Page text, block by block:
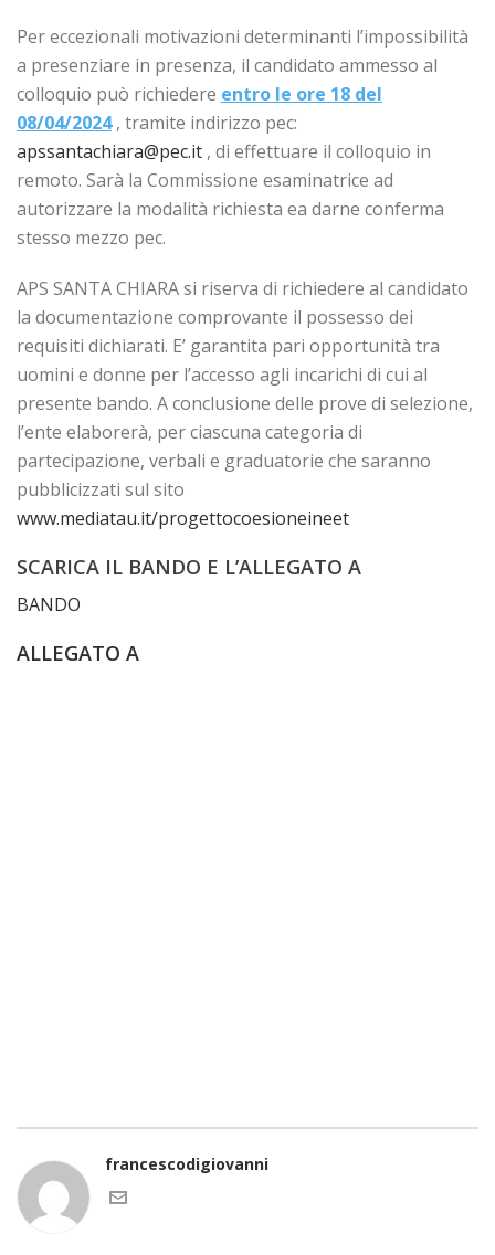
Per eccezionali motivazioni determinanti l’impossibilità
a presenziare in presenza, il candidato ammesso al
colloquio può richiedere entro le ore 18 del
08/04/2024, tramite indirizzo pec:
apssantachiara@pec.it , di effettuare il colloquio in
remoto. Sarà la Commissione esaminatrice ad
autorizzare la modalità richiesta ea darne conferma
stesso mezzo pec.
APS SANTA CHIARA si riserva di richiedere al candidato
la documentazione comprovante il possesso dei
requisiti dichiarati. E’ garantita pari opportunità tra
uomini e donne per l’accesso agli incarichi di cui al
presente bando. A conclusione delle prove di selezione,
l’ente elaborerà, per ciascuna categoria di
partecipazione, verbali e graduatorie che saranno
pubblicizzati sul sito
www.mediatau.it/progettocoesioneineet
SCARICA IL BANDO E L’ALLEGATO A
BANDO
ALLEGATO A
francescodigiovanni